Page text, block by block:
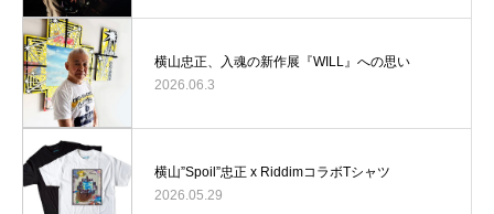
横山忠正、入魂の新作展『WILL』への思い
2026.06.3
横山”Spoil”忠正 x RiddimコラボTシャツ
2026.05.29